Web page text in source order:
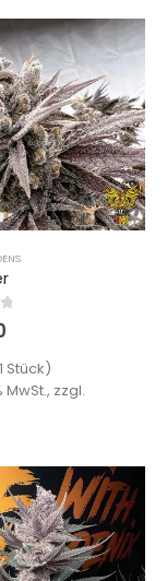
5
Stück)
MwSt., zzgl.